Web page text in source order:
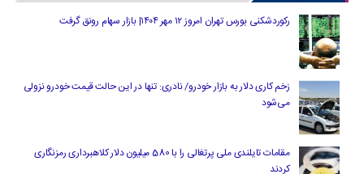
رکوردشکنی بورس تهران امروز ۱۲ مهر ۱۴۰۴| بازار سهام رونق گرفت
زخم کاری دلار به بازار خودرو/ نادری: تنها در این حالت قیمت خودرو نزولی
می‌شود
مقامات تایلندی ملی پرتغالی را با 580 میلیون دلار کلاهبرداری رمزنگاری
کردند